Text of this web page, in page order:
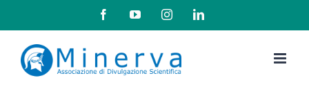
contenuto
FacebookYouTubeInstagramLinkedIn